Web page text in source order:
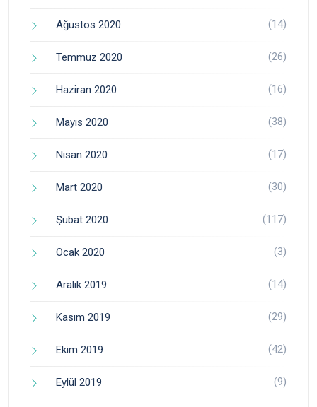
Ağustos 2020 (14)
Temmuz 2020 (26)
Haziran 2020 (16)
Mayıs 2020 (38)
Nisan 2020 (17)
Mart 2020 (30)
Şubat 2020 (117)
Ocak 2020 (3)
Aralık 2019 (14)
Kasım 2019 (29)
Ekim 2019 (42)
Eylül 2019 (9)